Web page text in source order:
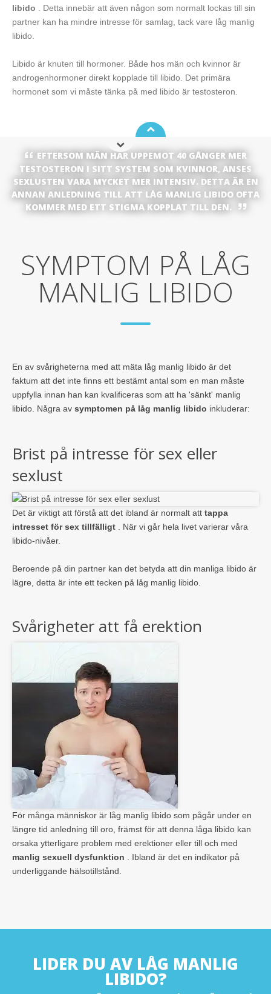
libido . Detta innebär att även någon som normalt lockas till sin
partner kan ha mindre intresse för samlag, tack vare låg manlig
libido.
Libido är knuten till hormoner. Både hos män och kvinnor är
androgenhormoner direkt kopplade till libido. Det primära
hormonet som vi måste tänka på med libido är testosteron.
EFTERSOM MÄN HAR UPPEMOT 40 GÅNGER MER
TESTOSTERON I SITT SYSTEM SOM KVINNOR, ANSES
SEXLUSTEN VARA MYCKET MER INTENSIV. DETTA ÄR EN
ANNAN ANLEDNING TILL ATT LÅG MANLIG LIBIDO OFTA
KOMMER MED ETT STIGMA KOPPLAT TILL DEN.
SYMPTOM PÅ LÅG
MANLIG LIBIDO
En av svårigheterna med att mäta låg manlig libido är det
faktum att det inte finns ett bestämt antal som en man måste
uppfylla innan han kan kvalificeras som att ha 'sänkt' manlig
libido. Några av symptomen på låg manlig libido inkluderar:
Brist på intresse för sex eller
sexlust
Det är viktigt att förstå att det ibland är normalt att tappa
intresset för sex tillfälligt . När vi går hela livet varierar våra
libido-nivåer.
Beroende på din partner kan det betyda att din manliga libido är
lägre, detta är inte ett tecken på låg manlig libido.
Svårigheter att få erektion
För många människor är låg manlig libido som pågår under en
längre tid anledning till oro, främst för att denna låga libido kan
orsaka ytterligare problem med erektioner eller till och med
manlig sexuell dysfunktion . Ibland är det en indikator på
underliggande hälsotillstånd.
LIDER DU AV LÅG MANLIG
LIBIDO?